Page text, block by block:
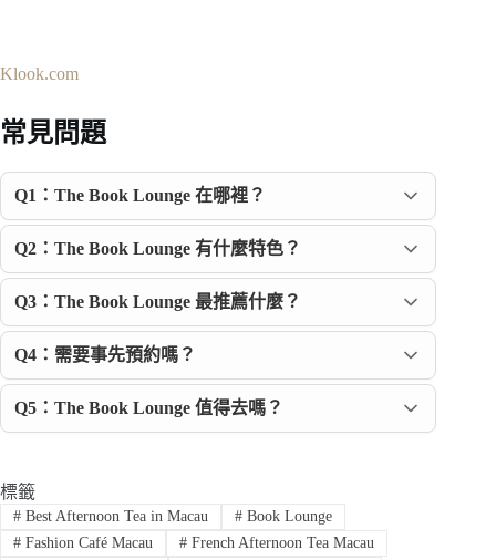
Klook.com
常見問題
Q1：The Book Lounge 在哪裡？
Q2：The Book Lounge 有什麼特色？
Q3：The Book Lounge 最推薦什麼？
Q4：需要事先預約嗎？
Q5：The Book Lounge 值得去嗎？
標籤
#Best Afternoon Tea in Macau #Book Lounge
#Fashion Café Macau #French Afternoon Tea Macau